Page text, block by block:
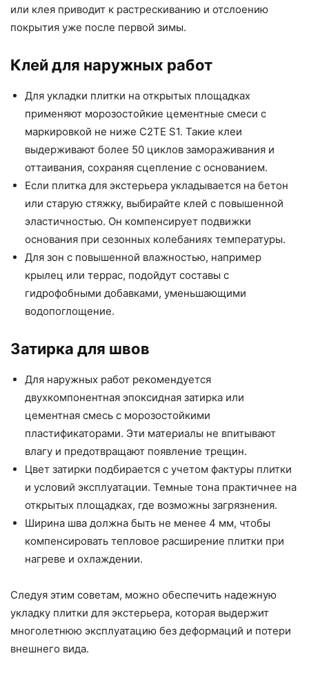
или клея приводит к растрескиванию и отслоению
покрытия уже после первой зимы.
Клей для наружных работ
Для укладки плитки на открытых площадках
применяют морозостойкие цементные смеси с
маркировкой не ниже С2ТЕ S1. Такие клеи
выдерживают более 50 циклов замораживания и
оттаивания, сохраняя сцепление с основанием.
Если плитка для экстерьера укладывается на бетон
или старую стяжку, выбирайте клей с повышенной
эластичностью. Он компенсирует подвижки
основания при сезонных колебаниях температуры.
Для зон с повышенной влажностью, например
крылец или террас, подойдут составы с
гидрофобными добавками, уменьшающими
водопоглощение.
Затирка для швов
Для наружных работ рекомендуется
двухкомпонентная эпоксидная затирка или
цементная смесь с морозостойкими
пластификаторами. Эти материалы не впитывают
влагу и предотвращают появление трещин.
Цвет затирки подбирается с учетом фактуры плитки
и условий эксплуатации. Темные тона практичнее на
открытых площадках, где возможны загрязнения.
Ширина шва должна быть не менее 4 мм, чтобы
компенсировать тепловое расширение плитки при
нагреве и охлаждении.
Следуя этим советам, можно обеспечить надежную
укладку плитки для экстерьера, которая выдержит
многолетнюю эксплуатацию без деформаций и потери
внешнего вида.